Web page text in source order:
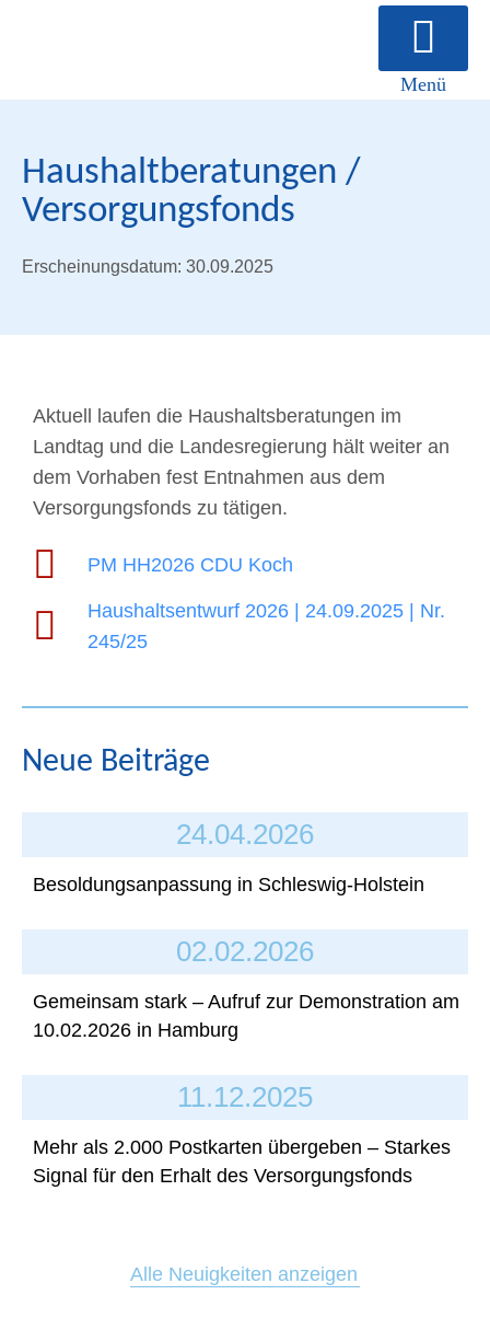
Menü
Haushaltberatungen /
Versorgungsfonds
Erscheinungsdatum: 30.09.2025
Aktuell laufen die Haushaltsberatungen im
Landtag und die Landesregierung hält weiter an
dem Vorhaben fest Entnahmen aus dem
Versorgungsfonds zu tätigen.
PM HH2026 CDU Koch
Haushaltsentwurf 2026 | 24.09.2025 | Nr.
245/25
Neue Beiträge
24.04.2026
Besoldungsanpassung in Schleswig-Holstein
02.02.2026
Gemeinsam stark – Aufruf zur Demonstration am
10.02.2026 in Hamburg
11.12.2025
Mehr als 2.000 Postkarten übergeben – Starkes
Signal für den Erhalt des Versorgungsfonds
Alle Neuigkeiten anzeigen